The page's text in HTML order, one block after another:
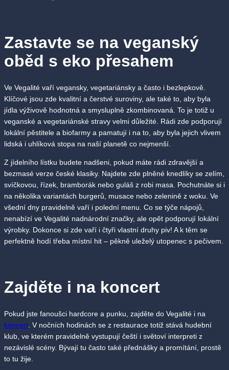
Zastavte se na veganský
oběd s eko přesahem
Ve Vegalité vaří vegansky, vegetariánsky a často i bezlepkově.
Klíčové jsou zde kvalitní a čerstvé suroviny, ale také to, aby byla
jídla výživově hodnotná a smysluplně zkombinovaná. To je totiž u
veganské a vegetariánské stravy velmi důležité. Rádi zde podporují
lokální pěstitele a biofarmy a pamatují i na to, aby byla jejich vlivem
lidská i uhlíková stopa na naší planetě co nejmenší.
Z jídelního lístku budete nadšeni, pokud máte rádi zdravější a
bezmasé verze české klasiky. Najdete zde plněné knedlíky se zelím,
svíčkovou, řízek, bramborák nebo guláš z robi masa. Pochutnáte si i
na několika variantách burgerů, musace nebo zelenině z woku. Ve
všední dny pravidelně vaří i polední menu. Co se týče nápojů,
nenabízí ve Vegalité nadnárodní značky, ale opět podporují lokální
výrobky. Dokonce si zde vaří i čtyři vlastní druhy piv! A k těm se
perfektně hodí třeba místní hit – pěkně uleželý utopenec s pečivem.
Zajděte i na koncert
Pokud jste fanoušci hardcore a punku, zajděte do Vegalité i na
koncert . V nočních hodinách se z restaurace totiž stává hudební
klub, ve kterém pravidelně vystupují čeští i světoví interpreti z
nezávislé scény. Bývají tu často také přednášky a promítání, prostě
to tu žije.